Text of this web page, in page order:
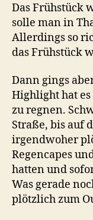
Das Frühstück
solle man in
Allerdings so
das Frühstück
Dann gings
Highlight hat
zu regnen.
Straße, bis auf
irgendwoher
Regencapes
hatten und
Was gerade
plötzlich zum